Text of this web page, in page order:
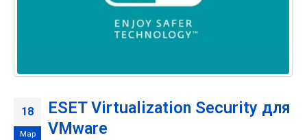
18
Мар
ESET Virtualization Security для
VMware